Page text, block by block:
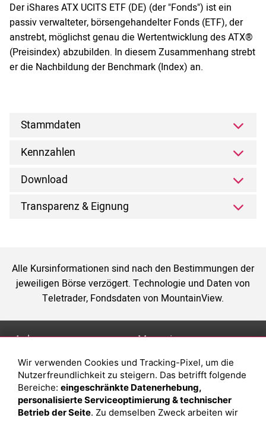
Der iShares ATX UCITS ETF (DE) (der "Fonds") ist ein
passiv verwalteter, börsengehandelter Fonds (ETF), der
anstrebt, möglichst genau die Wertentwicklung des ATX®
(Preisindex) abzubilden. In diesem Zusammenhang strebt
er die Nachbildung der Benchmark (Index) an.
Stammdaten
Kennzahlen
Download
Transparenz & Eignung
Alle Kursinformationen sind nach den Bestimmungen der
jeweiligen Börse verzögert. Technologie und Daten von
Teletrader, Fondsdaten von MountainView.
Anlage
Depot eröffnen
Depot vergleichen
Junior Depot
Magazin
Was sind sind ETFs?
Sparplan Vorteile
Was ist ein Fonds?
Wir verwenden Cookies und Tracking-Pixel, um die
Nutzerfreundlichkeit zu steigern. Das betrifft folgende
Bereiche: eingeschränkte Datenerhebung,
personalisierte Serviceoptimierung & technischer
Betrieb der Seite. Zu demselben Zweck arbeiten wir